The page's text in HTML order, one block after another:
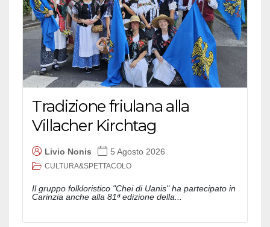
Tradizione friulana alla
Villacher Kirchtag
Livio Nonis 5 Agosto 2026
CULTURA&SPETTACOLO
Il gruppo folkloristico "Chei di Uanis" ha partecipato in
Carinzia anche alla 81ª edizione della...